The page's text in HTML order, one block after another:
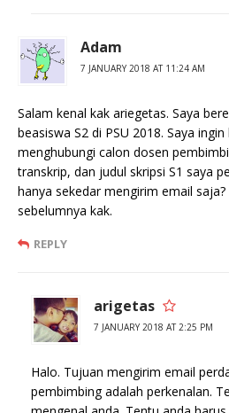
Adam
7 JANUARY 2018 AT 11:24 AM
Salam kenal kak ariegetas. Saya
beasiswa S2 di PSU 2018. Saya
menghubungi calon dosen
transkrip, dan judul skripsi S1 saya
hanya sekedar mengirim email
sebelumnya kak.
REPLY
arigetas
7 JANUARY 2018 AT 2:25 PM
Halo. Tujuan mengirim email
pembimbing adalah perkenalan.